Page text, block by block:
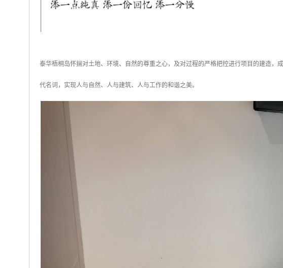
泰华梧桐岛怀揣对土地、环境、自然的尊重之心，及对过程的严格把控进行项目的建造
代名词，实现人与自然、人与建筑、人与工作的和谐之美。